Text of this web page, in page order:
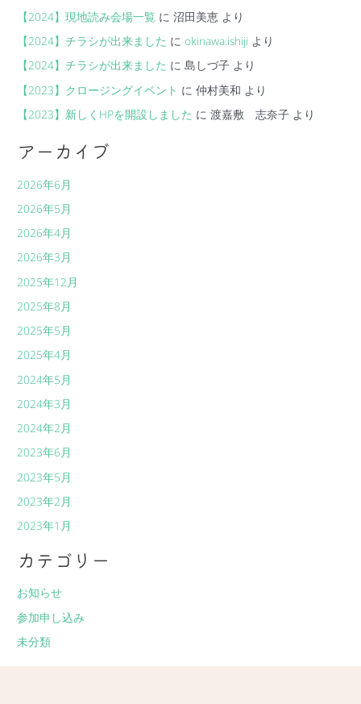
【2024】現地読み会場一覧 に沼田美恵 より
【2024】チラシが出来ました にokinawa.ishiji より
【2024】チラシが出来ました に島しづ子 より
【2023】クロージングイベント に仲村美和 より
【2023】新しくHPを開設しました に渡嘉敷 志奈子 より
アーカイブ
2026年6月
2026年5月
2026年4月
2026年3月
2025年12月
2025年8月
2025年5月
2025年4月
2024年5月
2024年3月
2024年2月
2023年6月
2023年5月
2023年2月
2023年1月
カテゴリー
お知らせ
参加申し込み
未分類